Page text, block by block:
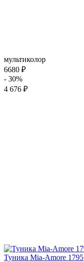
мультиколор
6680 ₽
- 30%
4 676 ₽
Туника Mia-Amore 1795